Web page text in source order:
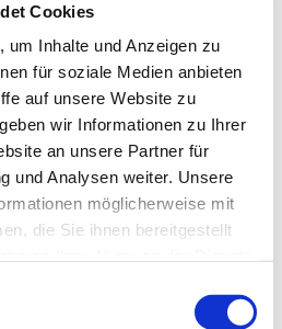
Cookies
um Inhalte und Anzeigen zu
für soziale Medien anbieten
auf unsere Website zu
wir Informationen zu Ihrer
an unsere Partner für
und Analysen weiter. Unsere
möglicherweise mit
die Sie ihnen bereitgestellt
2028, 18:00 -
Schwenningdorf, Am
33, 32289